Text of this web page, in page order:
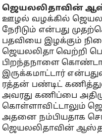
ஜெயலலிதாவின்
ஊழல் வழக்கில்
நேரிடும் என்பது
பதவியை இழக்கும்
ஜெயலலிதா வெற்றி
பிறந்தநாளை
இருக்கமாட்டார்
ரத்தன் பண்டிட்
அவரது கணிப்பை
கொள்ளாவிட்டாலும்
அதனை நம்பியதாக
ஜெயலலிதாவின்